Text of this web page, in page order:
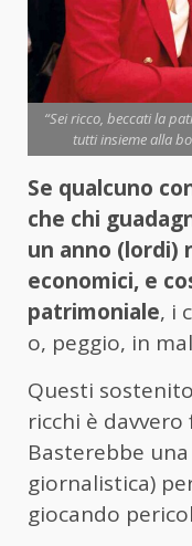
“Sei ricco, beccati la
tutti insieme alla
Se qualcuno
che chi
un anno (lordi)
economici, e
patrimoniale, i
o, peggio, in
Questi
ricchi è
Basterebbe
giornalistica)
giocando